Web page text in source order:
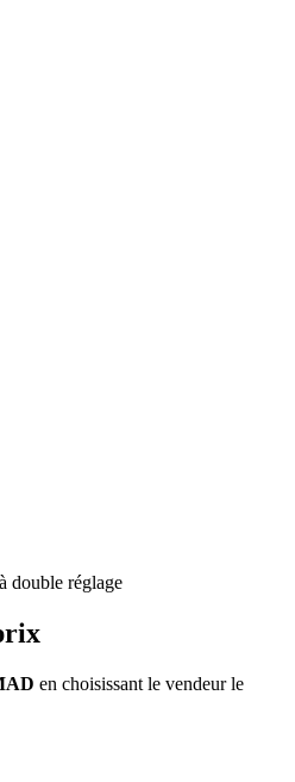
double réglage
en choisissant le vendeur le